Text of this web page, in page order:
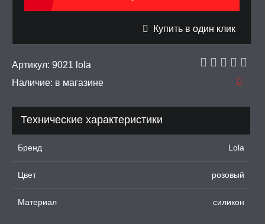
ПОМПЫ
УПАКОВКА
Купить в один клик
Артикул: 9021 lola
Наличие: в магазине
Технические характеристики
Бренд Lola
Цвет розовый
Материал силикон